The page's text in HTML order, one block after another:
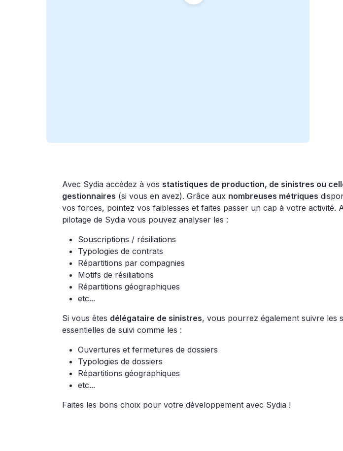
Avec Sydia accédez à vos statistiques de production, de sinistres ou
gestionnaires (si vous en avez). Grâce aux nombreuses métriques
vos forces, pointez vos faiblesses et faites passer un cap à votre activité.
pilotage de Sydia vous pouvez analyser les :
Souscriptions / résiliations
Typologies de contrats
Répartitions par compagnies
Motifs de résiliations
Répartitions géographiques
etc...
Si vous êtes délégataire de sinistres, vous pourrez également suivre les
essentielles de suivi comme les :
Ouvertures et fermetures de dossiers
Typologies de dossiers
Répartitions géographiques
etc...
Faites les bons choix pour votre développement avec Sydia !